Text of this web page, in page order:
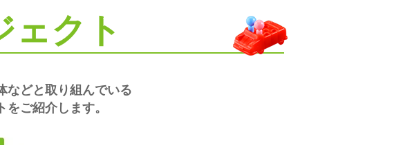
ェクト
などと取り組んでいる
ご紹介します。